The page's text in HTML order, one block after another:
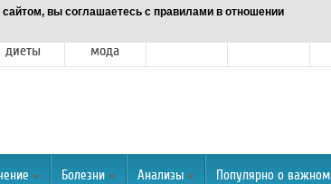
вы соглашаетесь с правилами в отношении
диеты
мода
Болезни Анализы Популярно о важном